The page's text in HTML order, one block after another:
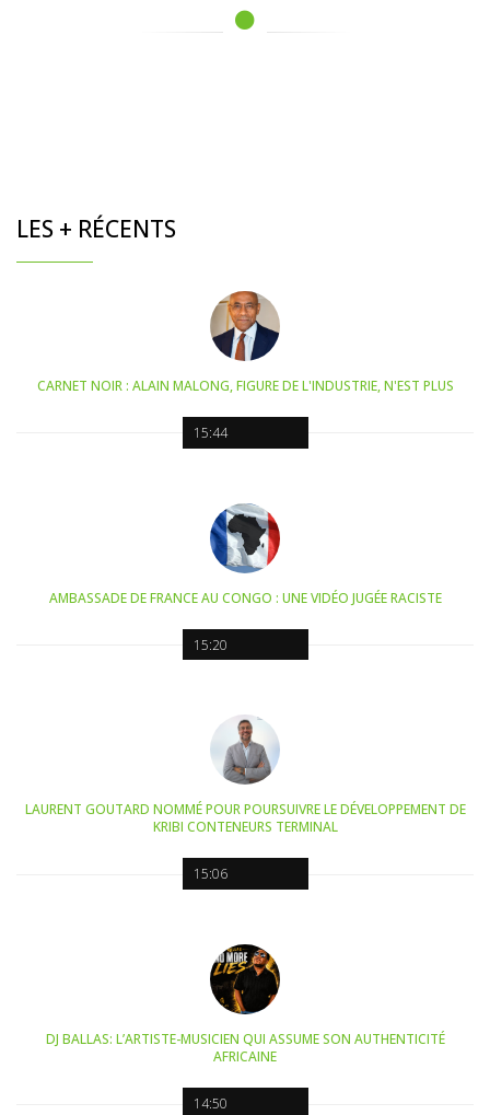
LES + RÉCENTS
15:44
CARNET NOIR : ALAIN MALONG, FIGURE DE L'INDUSTRIE, N'EST PLUS
15:20
AMBASSADE DE FRANCE AU CONGO : UNE VIDÉO JUGÉE RACISTE
15:06
LAURENT GOUTARD NOMMÉ POUR POURSUIVRE LE DÉVELOPPEMENT DE
KRIBI CONTENEURS TERMINAL
14:50
DJ BALLAS: L’ARTISTE-MUSICIEN QUI ASSUME SON AUTHENTICITÉ
AFRICAINE